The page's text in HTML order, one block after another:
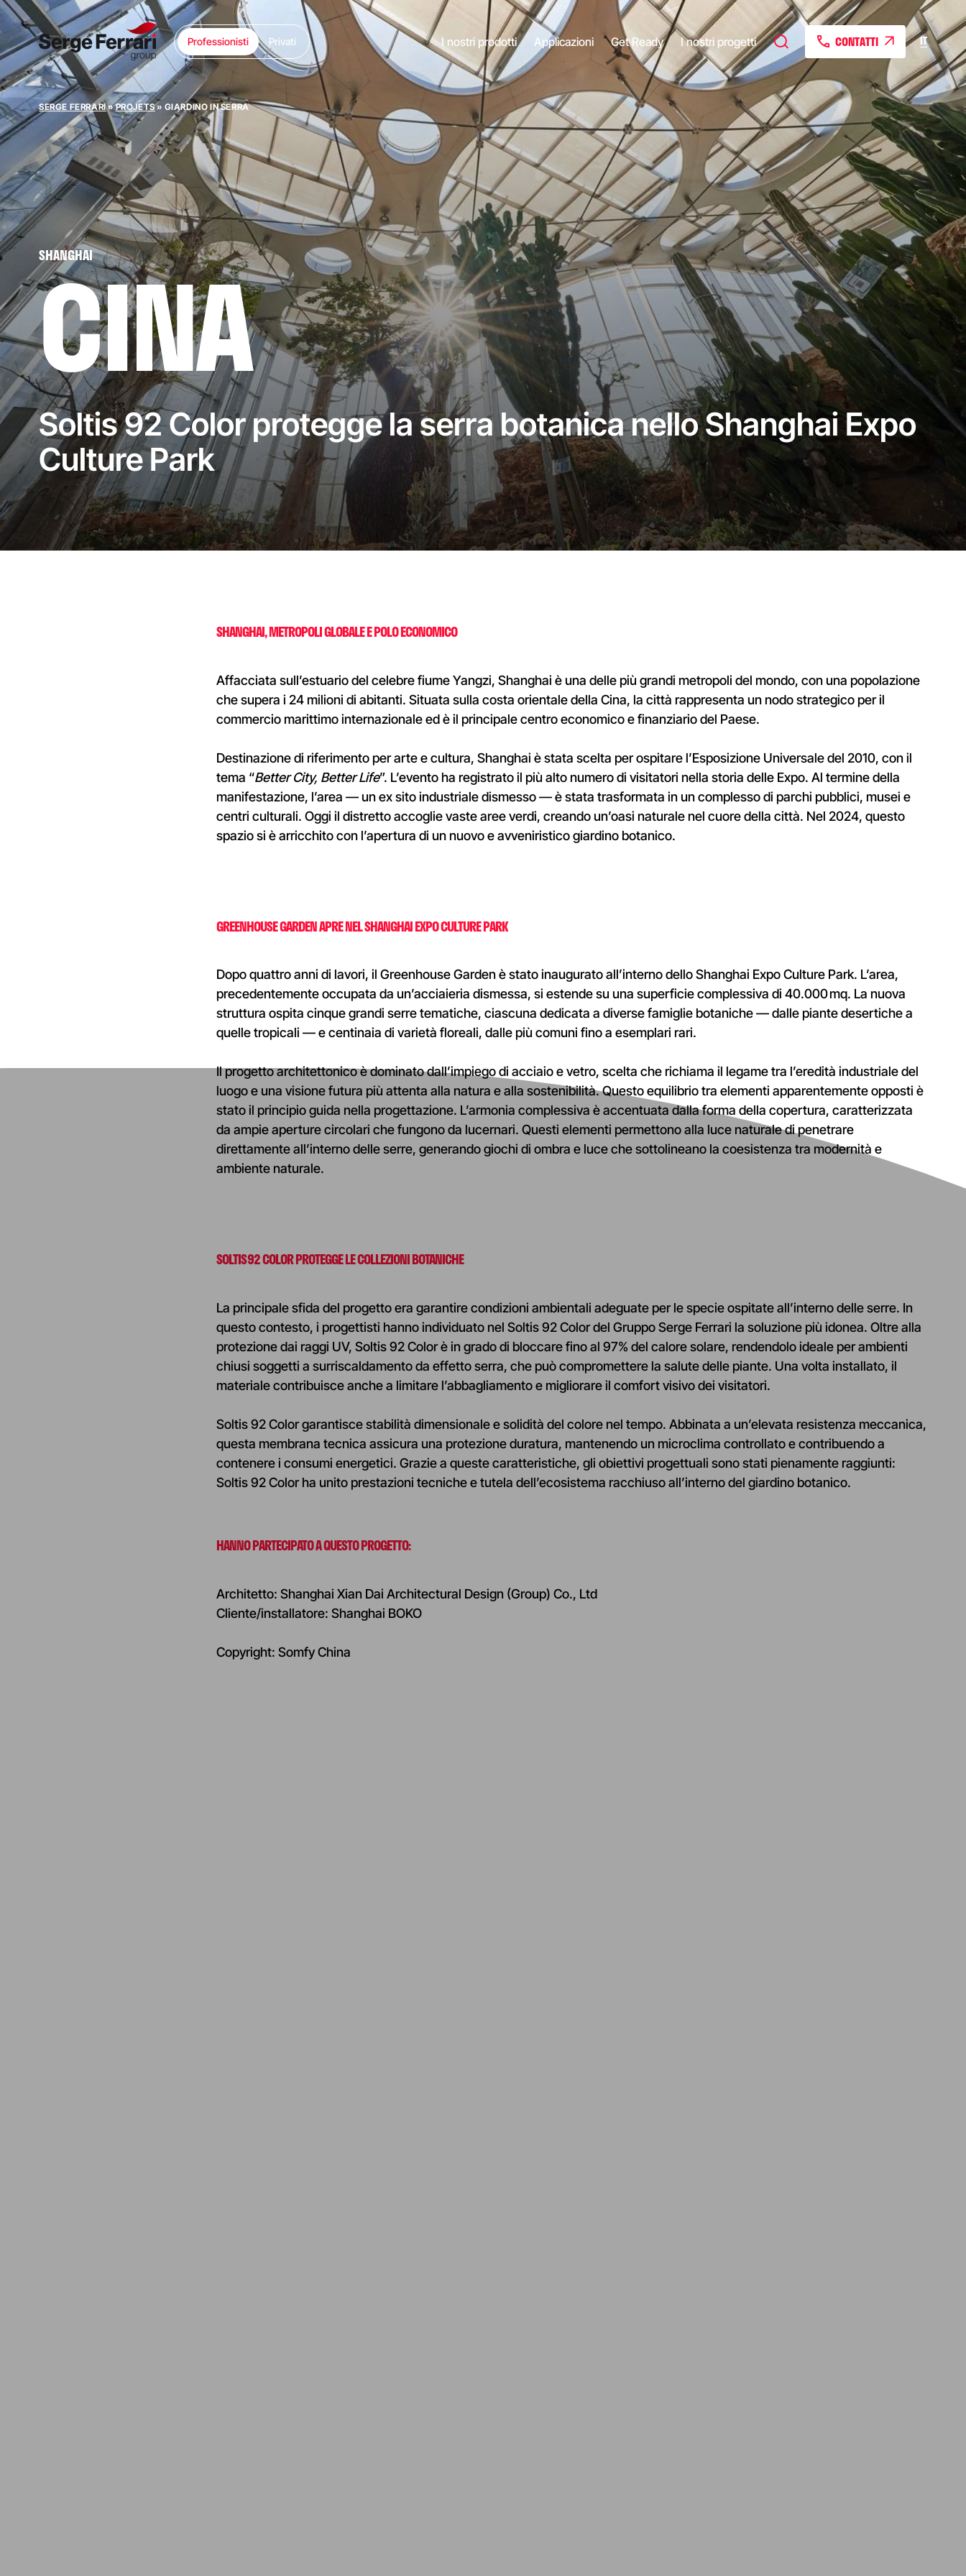
Professionisti Privati I nostri prodotti Applicazioni Get Ready I nostri progetti CONTATTI IT
SERGE FERRARI»PROJETS» GIARDINO IN SERRA
SHANGHAI
CINA
Soltis 92 Color protegge la serra botanica nello Shanghai Expo
Culture Park
SHANGHAI, METROPOLI GLOBALE E POLO ECONOMICO
Affacciata sull’estuario del celebre fiume Yangzi, Shanghai è una delle più grandi metropoli del mondo, con una popolazione
che supera i 24 milioni di abitanti. Situata sulla costa orientale della Cina, la città rappresenta un nodo strategico per il
commercio marittimo internazionale ed è il principale centro economico e finanziario del Paese.
Destinazione di riferimento per arte e cultura, Shanghai è stata scelta per ospitare l’Esposizione Universale del 2010, con il
tema “Better City, Better Life”. L’evento ha registrato il più alto numero di visitatori nella storia delle Expo. Al termine della
manifestazione, l’area — un ex sito industriale dismesso — è stata trasformata in un complesso di parchi pubblici, musei e
centri culturali. Oggi il distretto accoglie vaste aree verdi, creando un’oasi naturale nel cuore della città. Nel 2024, questo
spazio si è arricchito con l’apertura di un nuovo e avveniristico giardino botanico.
GREENHOUSE GARDEN APRE NEL SHANGHAI EXPO CULTURE PARK
Dopo quattro anni di lavori, il Greenhouse Garden è stato inaugurato all’interno dello Shanghai Expo Culture Park. L’area,
precedentemente occupata da un’acciaieria dismessa, si estende su una superficie complessiva di 40.000 mq. La nuova
struttura ospita cinque grandi serre tematiche, ciascuna dedicata a diverse famiglie botaniche — dalle piante desertiche a
quelle tropicali — e centinaia di varietà floreali, dalle più comuni fino a esemplari rari.
Il progetto architettonico è dominato dall’impiego di acciaio e vetro, scelta che richiama il legame tra l’eredità industriale del
luogo e una visione futura più attenta alla natura e alla sostenibilità. Questo equilibrio tra elementi apparentemente opposti è
stato il principio guida nella progettazione. L’armonia complessiva è accentuata dalla forma della copertura, caratterizzata
da ampie aperture circolari che fungono da lucernari. Questi elementi permettono alla luce naturale di penetrare
direttamente all’interno delle serre, generando giochi di ombra e luce che sottolineano la coesistenza tra modernità e
ambiente naturale.
SOLTIS 92 COLOR PROTEGGE LE COLLEZIONI BOTANICHE
La principale sfida del progetto era garantire condizioni ambientali adeguate per le specie ospitate all’interno delle serre. In
questo contesto, i progettisti hanno individuato nel Soltis 92 Color del Gruppo Serge Ferrari la soluzione più idonea. Oltre alla
protezione dai raggi UV, Soltis 92 Color è in grado di bloccare fino al 97% del calore solare, rendendolo ideale per ambienti
chiusi soggetti a surriscaldamento da effetto serra, che può compromettere la salute delle piante. Una volta installato, il
materiale contribuisce anche a limitare l’abbagliamento e migliorare il comfort visivo dei visitatori.
Soltis 92 Color garantisce stabilità dimensionale e solidità del colore nel tempo. Abbinata a un’elevata resistenza meccanica,
questa membrana tecnica assicura una protezione duratura, mantenendo un microclima controllato e contribuendo a
contenere i consumi energetici. Grazie a queste caratteristiche, gli obiettivi progettuali sono stati pienamente raggiunti:
Soltis 92 Color ha unito prestazioni tecniche e tutela dell’ecosistema racchiuso all’interno del giardino botanico.
HANNO PARTECIPATO A QUESTO PROGETTO:
Architetto: Shanghai Xian Dai Architectural Design (Group) Co., Ltd
Cliente/installatore: Shanghai BOKO
Copyright: Somfy China